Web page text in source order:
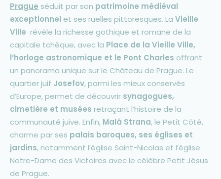
Prague séduit par son patrimoine médiéval
exceptionnel et ses ruelles pittoresques. La Vieille
Ville révèle la richesse gothique et romane de la
capitale tchèque, avec la Place de la Vieille Ville,
l’horloge astronomique et le Pont Charles offrant
un panorama unique sur le Château de Prague. Le
quartier juif Josefov, parmi les mieux conservés
d’Europe, permet de découvrir synagogues,
cimetière et musées retraçant l’histoire de la
communauté juive. Enfin, Malá Strana, le Petit Côté,
charme par ses palais baroques, ses églises et
jardins, notamment l’église Saint-Nicolas et l’église
Notre-Dame des Victoires avec le célèbre Petit Jésus
de Prague.